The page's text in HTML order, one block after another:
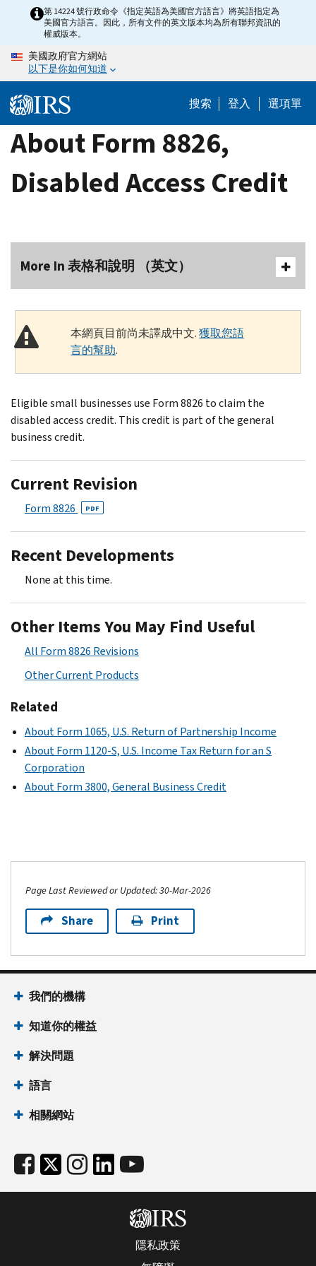
content
第 14224 號行政命令《指定英語為美國官方語言》將英語指定為
美國官方語言。因此，所有文件的英文版本均為所有聯邦資訊的
權威版本。
美國政府官方網站
以下是你如何知道
搜索 登入 選項單
About Form 8826,
Disabled Access Credit
More In 表格和說明 （英文）
本網頁目前尚未譯成中文.獲取您語
言的幫助.
Eligible small businesses use Form 8826 to claim the
disabled access credit. This credit is part of the general
business credit.
Current Revision
Form 8826 PDF
Recent Developments
None at this time.
Other Items You May Find Useful
All Form 8826 Revisions
Other Current Products
Related
About Form 1065, U.S. Return of Partnership Income
About Form 1120-S, U.S. Income Tax Return for an S
Corporation
About Form 3800, General Business Credit
Page Last Reviewed or Updated: 30-Mar-2026
Share Print
我們的機構
知道你的權益
解決問題
語言
相關網站
隱私政策